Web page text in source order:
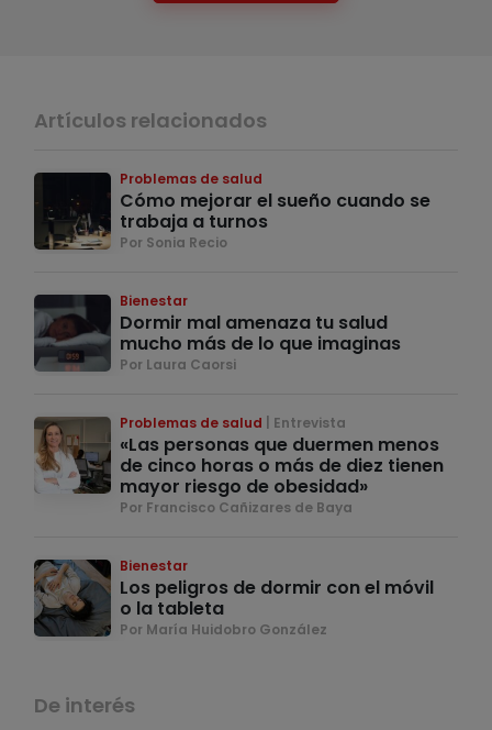
Artículos relacionados
Problemas de salud
Cómo mejorar el sueño cuando se
trabaja a turnos
Por Sonia Recio
Bienestar
Dormir mal amenaza tu salud
mucho más de lo que imaginas
Por Laura Caorsi
Problemas de salud Entrevista
«Las personas que duermen menos
de cinco horas o más de diez tienen
mayor riesgo de obesidad»
Por Francisco Cañizares de Baya
Bienestar
Los peligros de dormir con el móvil
o la tableta
Por María Huidobro González
De interés